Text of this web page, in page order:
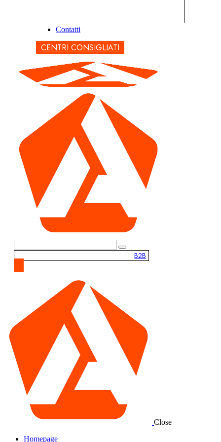
Contatti
CENTRI CONSIGLIATI
B2B
Close
Homepage